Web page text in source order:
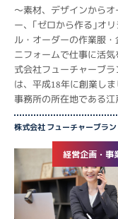
～素材、デザインからオ
ー、｢ゼロから作る｣オリ
ル・オーダーの作業服・
ニフォームで仕事に活気
式会社フューチャーブラ
は、平成18年に創業しま
事務所の所在地である江
株式会社 フューチャーブラン